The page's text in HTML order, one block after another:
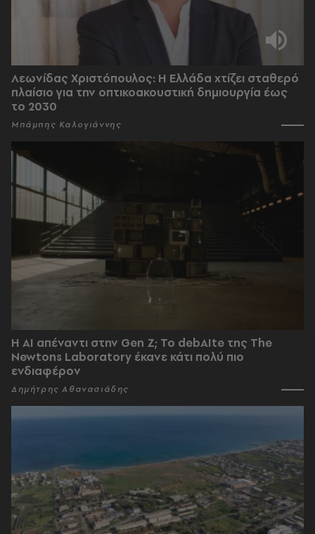
Λεωνίδας Χριστόπουλος: Η Ελλάδα χτίζει σταθερό
πλαίσιο για την οπτικοακουστική δημιουργία έως
το 2030
Μπάμπης Καλογιάννης
Η AI απέναντι στην Gen Z; Το debAIte της The
Newtons Laboratory έκανε κάτι πολύ πιο
ενδιαφέρον
Δημήτρης Αθανασιάδης